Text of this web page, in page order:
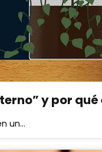
y por
un…